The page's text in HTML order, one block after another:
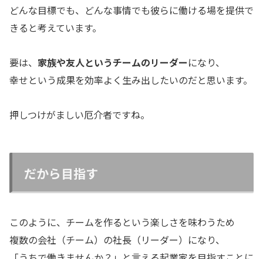
どんな目標でも、どんな事情でも彼らに働ける場を提供で
きると考えています。
要は、 家族や友人というチームのリーダーになり、
幸せという成果を効率よく生み出したいのだと思います。
押しつけがましい厄介者ですね。
だから目指す
このように、チームを作るという楽しさを味わうため
複数の会社（チーム）の社長（リーダー）になり、